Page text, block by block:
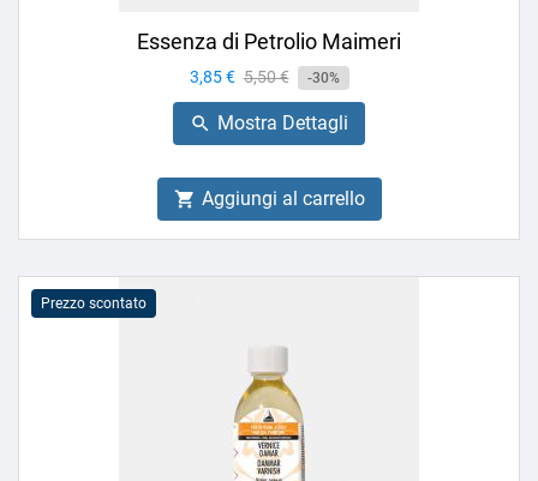
Essenza di Petrolio Maimeri
Prezzo
3,85 € Prezzo
base
5,50 € -30%
 Mostra Dettagli
 Aggiungi al carrello
Prezzo scontato